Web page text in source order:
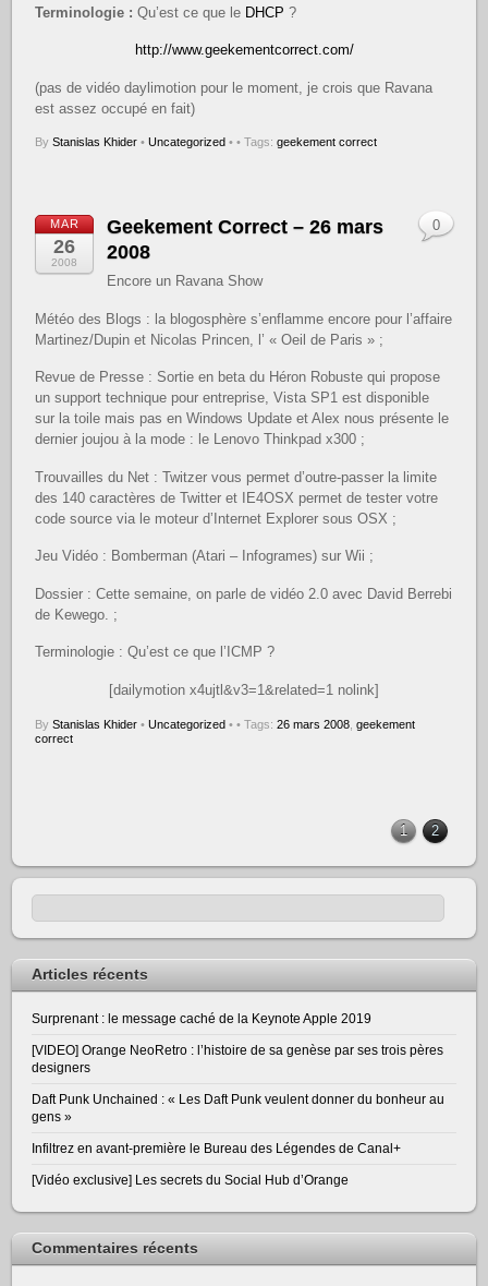
Terminologie : Qu’est ce que le DHCP ?
http://www.geekementcorrect.com/
(pas de vidéo daylimotion pour le moment, je crois que Ravana
est assez occupé en fait)
ByStanislas Khider • Uncategorized • • Tags:geekement correct
MAR
26
2008
Geekement Correct – 26 mars
2008
Encore un Ravana Show
Météo des Blogs : la blogosphère s’enflamme encore pour l’affaire
Martinez/Dupin et Nicolas Princen, l’ « Oeil de Paris » ;
Revue de Presse : Sortie en beta du Héron Robuste qui propose
un support technique pour entreprise, Vista SP1 est disponible
sur la toile mais pas en Windows Update et Alex nous présente le
dernier joujou à la mode : le Lenovo Thinkpad x300 ;
Trouvailles du Net : Twitzer vous permet d’outre-passer la limite
des 140 caractères de Twitter et IE4OSX permet de tester votre
code source via le moteur d’Internet Explorer sous OSX ;
Jeu Vidéo : Bomberman (Atari – Infogrames) sur Wii ;
Dossier : Cette semaine, on parle de vidéo 2.0 avec David Berrebi
de Kewego. ;
Terminologie : Qu’est ce que l’ICMP ?
[dailymotion x4ujtl&v3=1&related=1 nolink]
ByStanislas Khider • Uncategorized •
0
• Tags:26 mars 2008 ,geekement
correct
1 2
Articles récents
Surprenant : le message caché de la Keynote Apple 2019
[VIDEO] Orange NeoRetro : l’histoire de sa genèse par ses trois pères
designers
Daft Punk Unchained : « Les Daft Punk veulent donner du bonheur au
gens »
Infiltrez en avant-première le Bureau des Légendes de Canal+
[Vidéo exclusive] Les secrets du Social Hub d’Orange
Commentaires récents